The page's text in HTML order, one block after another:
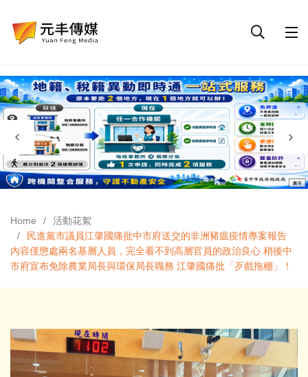
Home
活動花絮
民進黨市議員江肇國痛批中市府送交的非洲豬瘟疫情專案報告
內容僅懲處兩名基層人員，完全看不到高層官員的政治良心 稍後中
市府宣布免除農業局長與環保局長職務 江肇國痛批「歹戲拖棚」！